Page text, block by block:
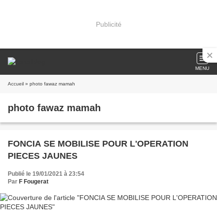
Publicité
MENU
Accueil » photo fawaz mamah
photo fawaz mamah
FONCIA SE MOBILISE POUR L'OPERATION
PIECES JAUNES
Publié le 19/01/2021 à 23:54
Par F Fougerat